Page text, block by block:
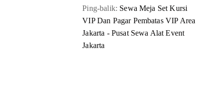
Ping-balik: Sewa Meja Set Kursi
VIP Dan Pagar Pembatas VIP Area
Jakarta - Pusat Sewa Alat Event
Jakarta